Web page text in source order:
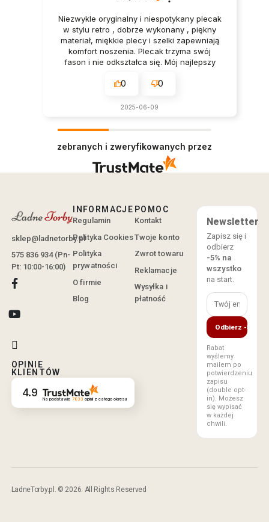
Niezwykle oryginalny i niespotykany plecak
w stylu retro , dobrze wykonany , piękny
materiał, miękkie plecy i szelki zapewniają
komfort noszenia. Plecak trzyma swój
fason i nie odkształca się. Mój najlepszy
0 0
2025-06-09
zebranych i zweryfikowanych przez
sklep@ladnetorby.pl
575 836 934 (Pn-
Pt: 10:00-16:00)
OPINIE
KLIENTÓW
4.9 Na podstawie 7833 opinii z całego okresu
INFORMACJE
Regulamin
Polityka Cookies
Polityka
prywatności
O firmie
Blog
POMOC
Kontakt
Twoje konto
Zwrot towaru
Reklamacje
Wysyłka i
płatność
Newsletter
Zapisz się i
odbierz
-5% na
wszystko
na start.
Odbierz -5%
Rabat
wyślemy
mailem po
potwierdzeniu
zapisu
(double opt-
in). Możesz
się wypisać
w każdej
chwili.
LadneTorby.pl. © 2026. All Rights Reserved